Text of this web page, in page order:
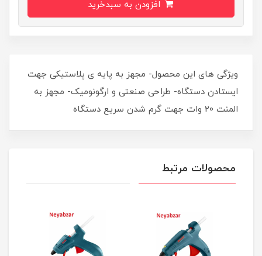
ویژگی های این محصول- مجهز به پایه ی پلاستیکی جهت
ایستادن دستگاه- طراحی صنعتی و ارگونومیک- مجهز به
المنت 20 وات جهت گرم شدن سریع دستگاه
محصولات مرتبط